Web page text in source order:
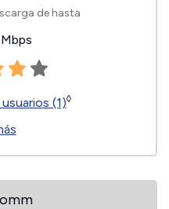
de hasta
Mbps
(1)◊